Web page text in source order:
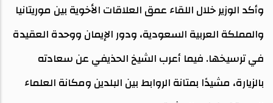
وأكد الوزير خلال اللقاء عمق العلاقات الأخوية بين موريتانيا
والمملكة العربية السعودية، ودور الإيمان ووحدة العقيدة
في ترسيخها. فيما أعرب الشيخ الحذيفي عن سعادته
بالزيارة، مشيدًا بمتانة الروابط بين البلدين ومكانة العلماء